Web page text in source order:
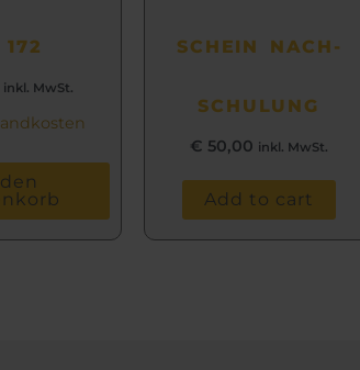
172
inkl. MwSt.
SCHEIN NACH­
SCHULUNG
€ 50,00 inkl. MwSt.
Add to cart